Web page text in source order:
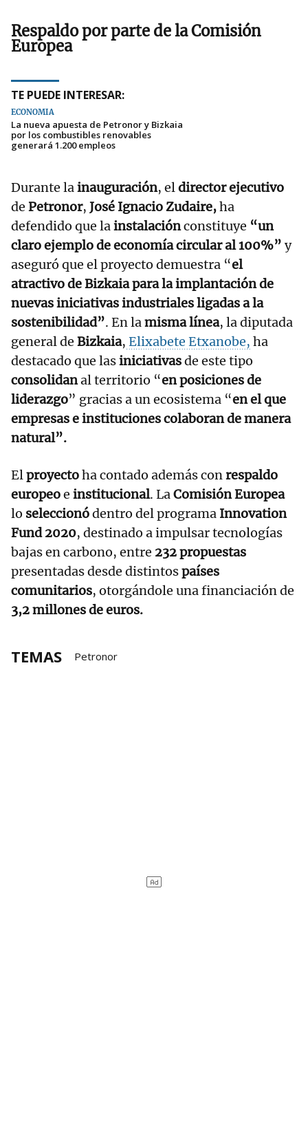
Respaldo por parte de la Comisión
Europea
TE PUEDE INTERESAR:
ECONOMÍA
La nueva apuesta de Petronor y Bizkaia
por los combustibles renovables
generará 1.200 empleos
Durante la inauguración, el director ejecutivo
de Petronor, José Ignacio Zudaire,ha
defendido que la instalaciónconstituye “un
claro ejemplo de economía circular al 100%” y
aseguró que el proyecto demuestra “el
atractivo de Bizkaia para la implantación de
nuevas iniciativas industriales ligadas a la
sostenibilidad”. En la misma línea, la diputada
general de Bizkaia, Elixabete Etxanobe, ha
destacado que lasiniciativasde este tipo
consolidanal territorio “en posiciones de
liderazgo” gracias a un ecosistema “en el que
empresas e instituciones colaboran de manera
natural”.
El proyectoha contado además con respaldo
europeoe institucional. La ComisiónEuropea
lo seleccionódentro del programa Innovation
Fund 2020, destinado a impulsar tecnologías
bajas en carbono, entre 232 propuestas
presentadas desde distintospaíses
comunitarios, otorgándole una financiación de
3,2 millones de euros.
TEMAS Petronor